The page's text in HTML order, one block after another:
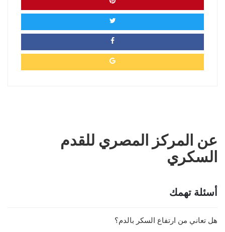
عن المركز المصري للقدم
السكري
أسئلة تهمك
هل تعاني من ارتفاع السكر بالدم؟